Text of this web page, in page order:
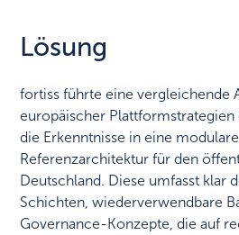
Lösung
fortiss führte eine vergleichende
europäischer
die Erkenntnisse in eine
Referenzarchitektur für den
Deutschland. Diese umfasst klar
Schichten, wiederverwendbare
Governance-Konzepte, die auf